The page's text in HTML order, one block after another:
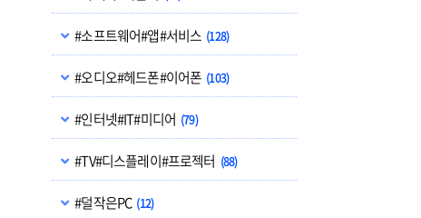
#소프트웨어#앱#서비스 (128)
#오디오#헤드폰#이어폰 (103)
#인터넷#IT#미디어 (79)
#TV#디스플레이#프로젝터 (88)
#덜작은PC (12)